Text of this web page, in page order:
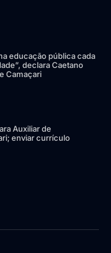
educação pública cada
declara Caetano
Camaçari
Auxiliar de
enviar currículo